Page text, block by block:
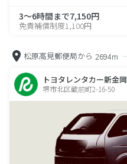
3～6時間まで7,150円
免責補償制度1,100円
松原高見郵便局から 2694m
トヨタレンタカー新金岡
堺市北区蔵前町2-16-50